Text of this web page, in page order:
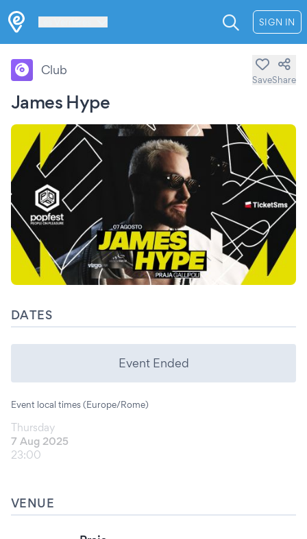
SIGN IN
James Hype
Club
SaveShare
DATES
Event Ended
Event local times (Europe/Rome)
Thursday
7 Aug 2025
23:00
VENUE